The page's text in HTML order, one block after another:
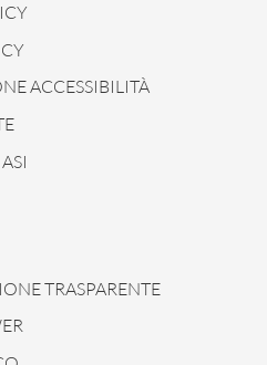
ACCESSIBILITÀ
TRASPARENTE